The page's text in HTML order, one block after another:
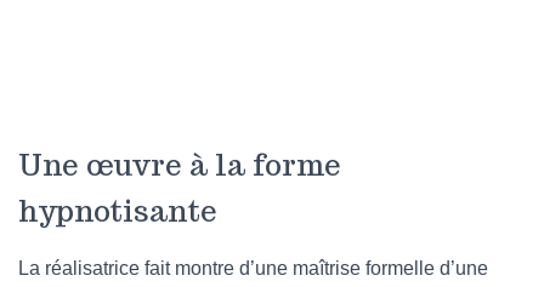
Une œuvre à la forme
hypnotisante
La réalisatrice fait montre d’une maîtrise formelle d’une